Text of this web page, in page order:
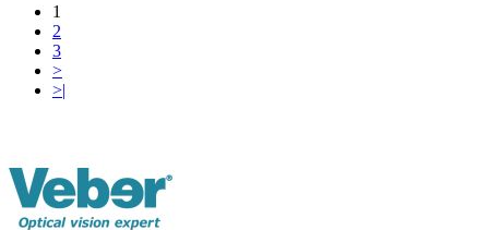
1
2
3
>
>|